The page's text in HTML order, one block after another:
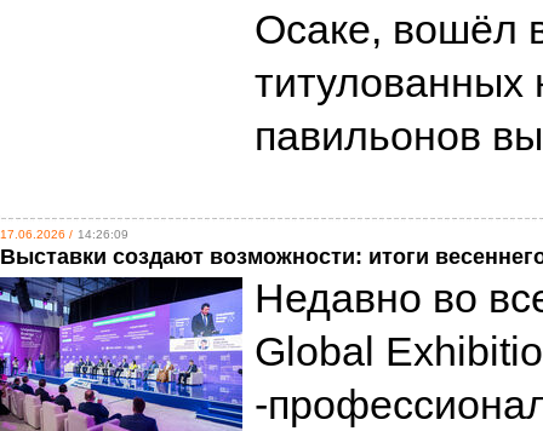
Осаке, вошёл
павильонов
17.06.2026 / 14:26:09
Выставки создают возможности: итоги
Недавно во
Global
-